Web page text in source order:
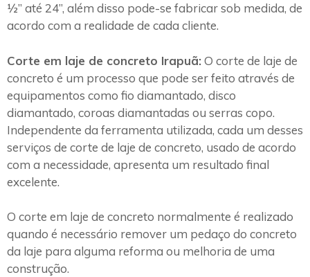
½” até 24”, além disso pode-se fabricar sob medida, de
acordo com a realidade de cada cliente.
Corte em laje de concreto Irapuã: O corte de laje de
concreto é um processo que pode ser feito através de
equipamentos como fio diamantado, disco
diamantado, coroas diamantadas ou serras copo.
Independente da ferramenta utilizada, cada um desses
serviços de corte de laje de concreto, usado de acordo
com a necessidade, apresenta um resultado final
excelente.
O corte em laje de concreto normalmente é realizado
quando é necessário remover um pedaço do concreto
da laje para alguma reforma ou melhoria de uma
construção.